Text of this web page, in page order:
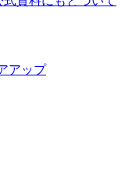
アップ